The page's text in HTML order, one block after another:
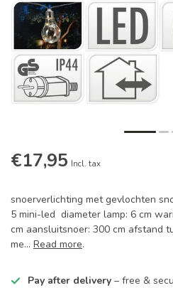
€17,95 Incl. tax
snoerverlichting met gevlochten
5 mini-led diameter lamp: 6 cm
cm aansluitsnoer: 300 cm afstand
me... Read more.
Pay after delivery – free &